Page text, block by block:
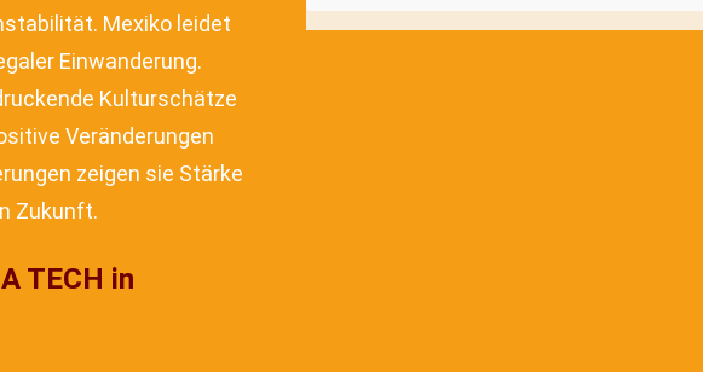
Mexiko leidet
Einwanderung.
Kulturschätze
Veränderungen
zeigen sie Stärke
Zukunft.
TECH in